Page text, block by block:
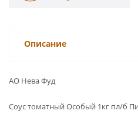
Описание
АО Нева Фуд
Соус томатный Особый 1кг пл/б